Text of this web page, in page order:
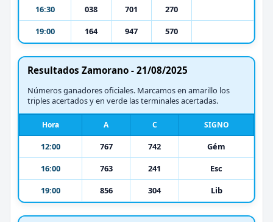
16:30
038 701
270
19:00
164 947 570
Resultados Zamorano - 21/08/2025
Números ganadores oficiales. Marcamos en amarillo los
triples acertados y en verde las terminales acertadas.
Hora A C SIGNO
12:00 767 742
Gém
16:00
763 241
Esc
19:00
856 304 Lib